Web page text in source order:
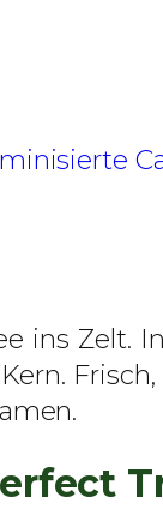
ins Zelt.
Frisch,